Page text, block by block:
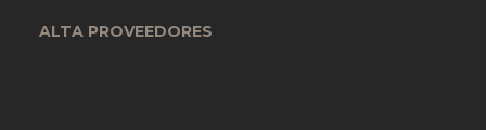
ALTA PROVEEDORES